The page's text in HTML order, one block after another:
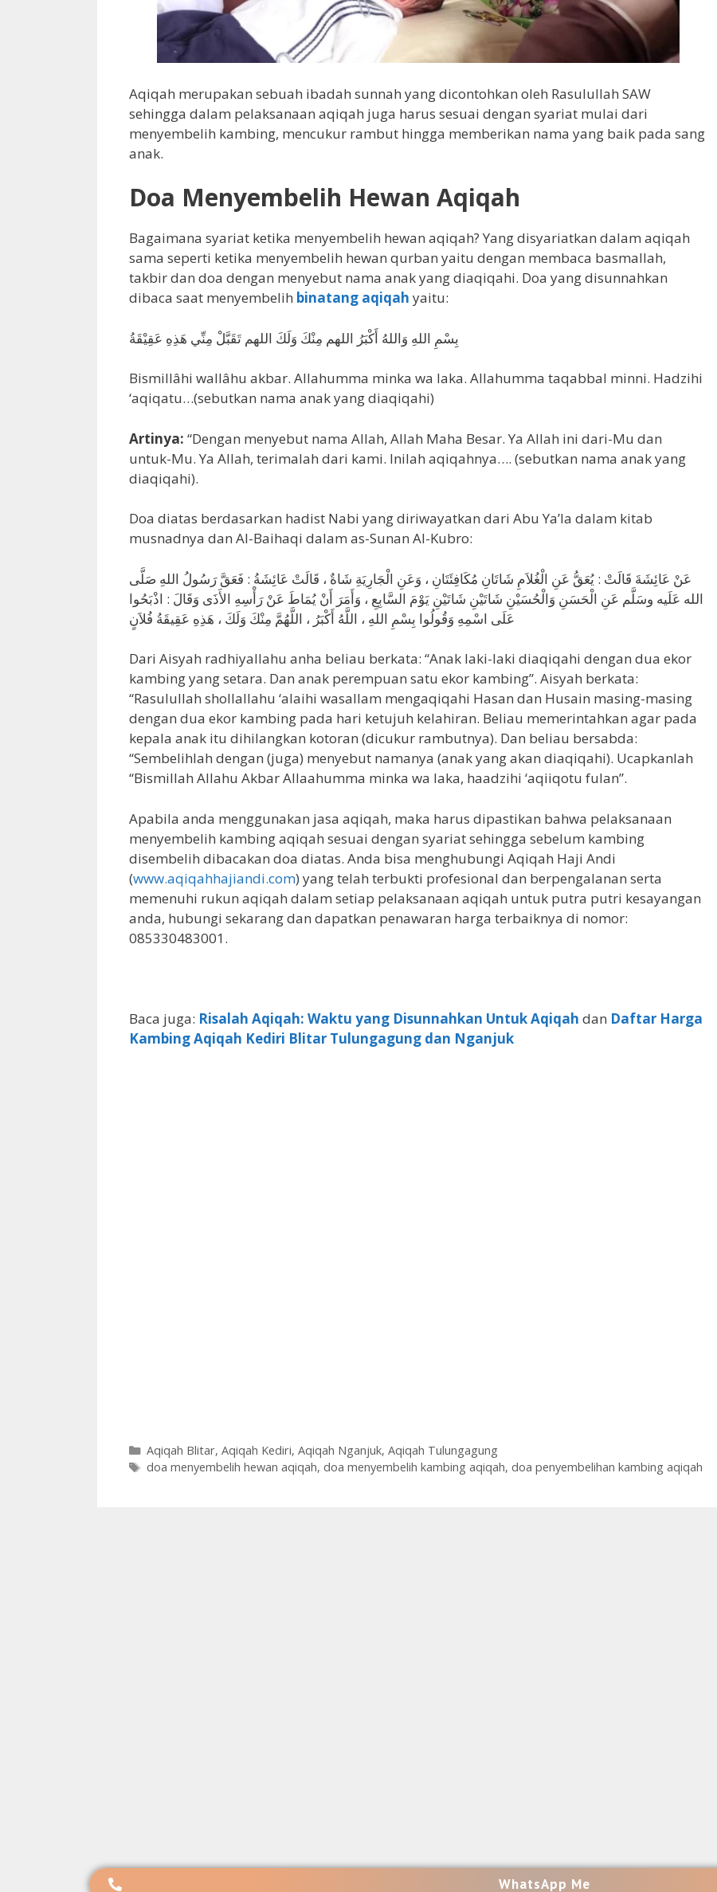
Aqiqah merupakan sebuah ibadah sunnah yang dicontohkan oleh Rasulullah SAW
sehingga dalam pelaksanaan aqiqah juga harus sesuai dengan syariat mulai dari
menyembelih kambing, mencukur rambut hingga memberikan nama yang baik pada sang
anak.
Doa Menyembelih Hewan Aqiqah
Bagaimana syariat ketika menyembelih hewan aqiqah? Yang disyariatkan dalam aqiqah
sama seperti ketika menyembelih hewan qurban yaitu dengan membaca basmallah,
takbir dan doa dengan menyebut nama anak yang diaqiqahi. Doa yang disunnahkan
dibaca saat menyembelih binatang aqiqah yaitu:
بِسْمِ اللهِ وَاللهُ أَكْبَرُ اللهم مِنْكَ وَلَكَ اللهم تَقَبَّلْ مِنِّي هَذِهِ عَقِيْقَةُ
Bismillâhi wallâhu akbar. Allahumma minka wa laka. Allahumma taqabbal minni. Hadzihi
‘aqiqatu…(sebutkan nama anak yang diaqiqahi)
Artinya: “Dengan menyebut nama Allah, Allah Maha Besar. Ya Allah ini dari-Mu dan
untuk-Mu. Ya Allah, terimalah dari kami. Inilah aqiqahnya…. (sebutkan nama anak yang
diaqiqahi).
Doa diatas berdasarkan hadist Nabi yang diriwayatkan dari Abu Ya’la dalam kitab
musnadnya dan Al-Baihaqi dalam as-Sunan Al-Kubro:
عَنْ عَائِشَةَ قَالَتْ : يُعَقُّ عَنِ الْغُلاَمِ شَاتَانِ مُكَافِئَتَانِ ، وَعَنِ الْجَارِيَةِ شَاةٌ ، قَالَتْ عَائِشَةُ : فَعَقَّ رَسُولُ اللهِ صَلَّى
الله عَلَيه وسَلَّم عَنِ الْحَسَنِ وَالْحُسَيْنِ شَاتَيْنِ شَاتَيْنِ يَوْمَ السَّابِعِ ، وَأَمَرَ أَنْ يُمَاطَ عَنْ رَأْسِهِ الأَذَى وَقَالَ : اذْبَحُوا
عَلَى اسْمِهِ وَقُولُوا بِسْمِ اللهِ ، اللَّهُ أَكْبَرُ ، اللَّهُمَّ مِنْكَ وَلَكَ ، هَذِهِ عَقِيقَةُ فُلاَنٍ
Dari Aisyah radhiyallahu anha beliau berkata: “Anak laki-laki diaqiqahi dengan dua ekor
kambing yang setara. Dan anak perempuan satu ekor kambing”. Aisyah berkata:
“Rasulullah shollallahu ‘alaihi wasallam mengaqiqahi Hasan dan Husain masing-masing
dengan dua ekor kambing pada hari ketujuh kelahiran. Beliau memerintahkan agar pada
kepala anak itu dihilangkan kotoran (dicukur rambutnya). Dan beliau bersabda:
“Sembelihlah dengan (juga) menyebut namanya (anak yang akan diaqiqahi). Ucapkanlah
“Bismillah Allahu Akbar Allaahumma minka wa laka, haadzihi ‘aqiiqotu fulan”.
Apabila anda menggunakan jasa aqiqah, maka harus dipastikan bahwa pelaksanaan
menyembelih kambing aqiqah sesuai dengan syariat sehingga sebelum kambing
disembelih dibacakan doa diatas. Anda bisa menghubungi Aqiqah Haji Andi
(www.aqiqahhajiandi.com) yang telah terbukti profesional dan berpengalanan serta
memenuhi rukun aqiqah dalam setiap pelaksanaan aqiqah untuk putra putri kesayangan
anda, hubungi sekarang dan dapatkan penawaran harga terbaiknya di nomor:
085330483001.
Baca juga: Risalah Aqiqah: Waktu yang Disunnahkan Untuk Aqiqah dan Daftar Harga
Kambing Aqiqah Kediri Blitar Tulungagung dan Nganjuk
Aqiqah Blitar, Aqiqah Kediri, Aqiqah Nganjuk, Aqiqah Tulungagung
doa menyembelih hewan aqiqah, doa menyembelih kambing aqiqah, doa penyembelihan kambing aqiqah
WhatsApp Me